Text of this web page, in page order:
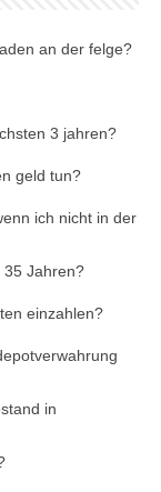
an der felge?
3 jahren?
geld tun?
ich nicht in der
35 Jahren?
einzahlen?
in